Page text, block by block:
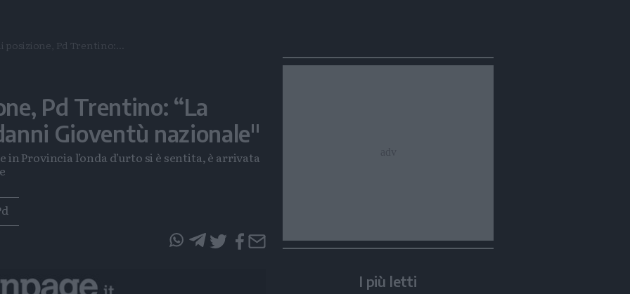
posizione, Pd Trentino:...
Pd Trentino: “La
Gioventù nazionale"
in Provincia l’onda d’urto si è sentita, è arrivata
Condividi
Condividi
TwitterCondividi
Mail
I più letti